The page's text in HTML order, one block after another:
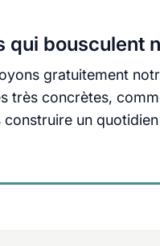
qui bousculent
gratuitement
très concrètes,
un